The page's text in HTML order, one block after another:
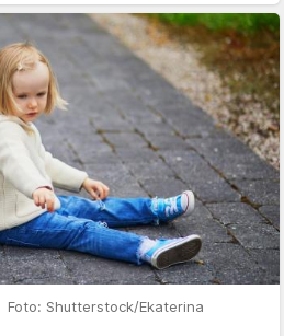
Foto: Shutterstock/Ekaterina